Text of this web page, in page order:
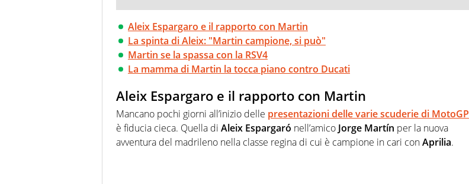
Aleix Espargaro e il rapporto con Martin
La spinta di Aleix: "Martin campione, si può"
Martin se la spassa con la RSV4
La mamma di Martin la tocca piano contro Ducati
Aleix Espargaro e il rapporto con Martin
Mancano pochi giorni all’inizio delle presentazioni delle varie scuderie di MotoGP
è fiducia cieca. Quella di Aleix Espargaró nell’amico Jorge Martín per la nuova
avventura del madrileno nella classe regina di cui è campione in cari conAprilia.